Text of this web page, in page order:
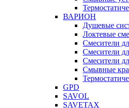
ВАРИОН
Душевые
Локтевые
Смесители
Смесители
Смесители
Смывные
GPD
SAVOL
SAVETAX